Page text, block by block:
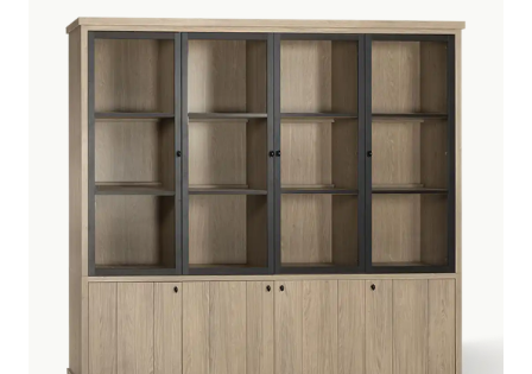
Merken
of registreren